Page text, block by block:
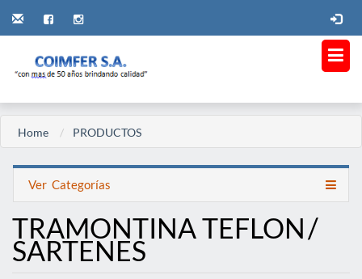
Home PRODUCTOS
Ver Categorías
TRAMONTINA TEFLON/
SARTENES